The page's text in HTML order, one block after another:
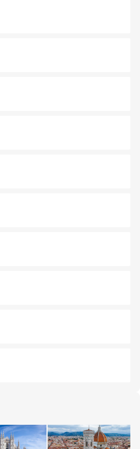
風情を楽しめる外せないスポット